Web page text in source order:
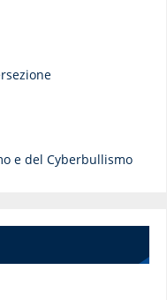
e del Cyberbullismo